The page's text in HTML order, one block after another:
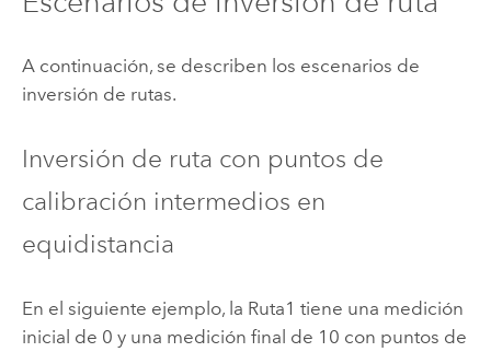
A continuación, se describen los escenarios de
inversión de rutas.
Inversión de ruta con puntos de
calibración intermedios en
equidistancia
En el siguiente ejemplo, la Ruta1 tiene una medición
inicial de 0 y una medición final de 10 con puntos de